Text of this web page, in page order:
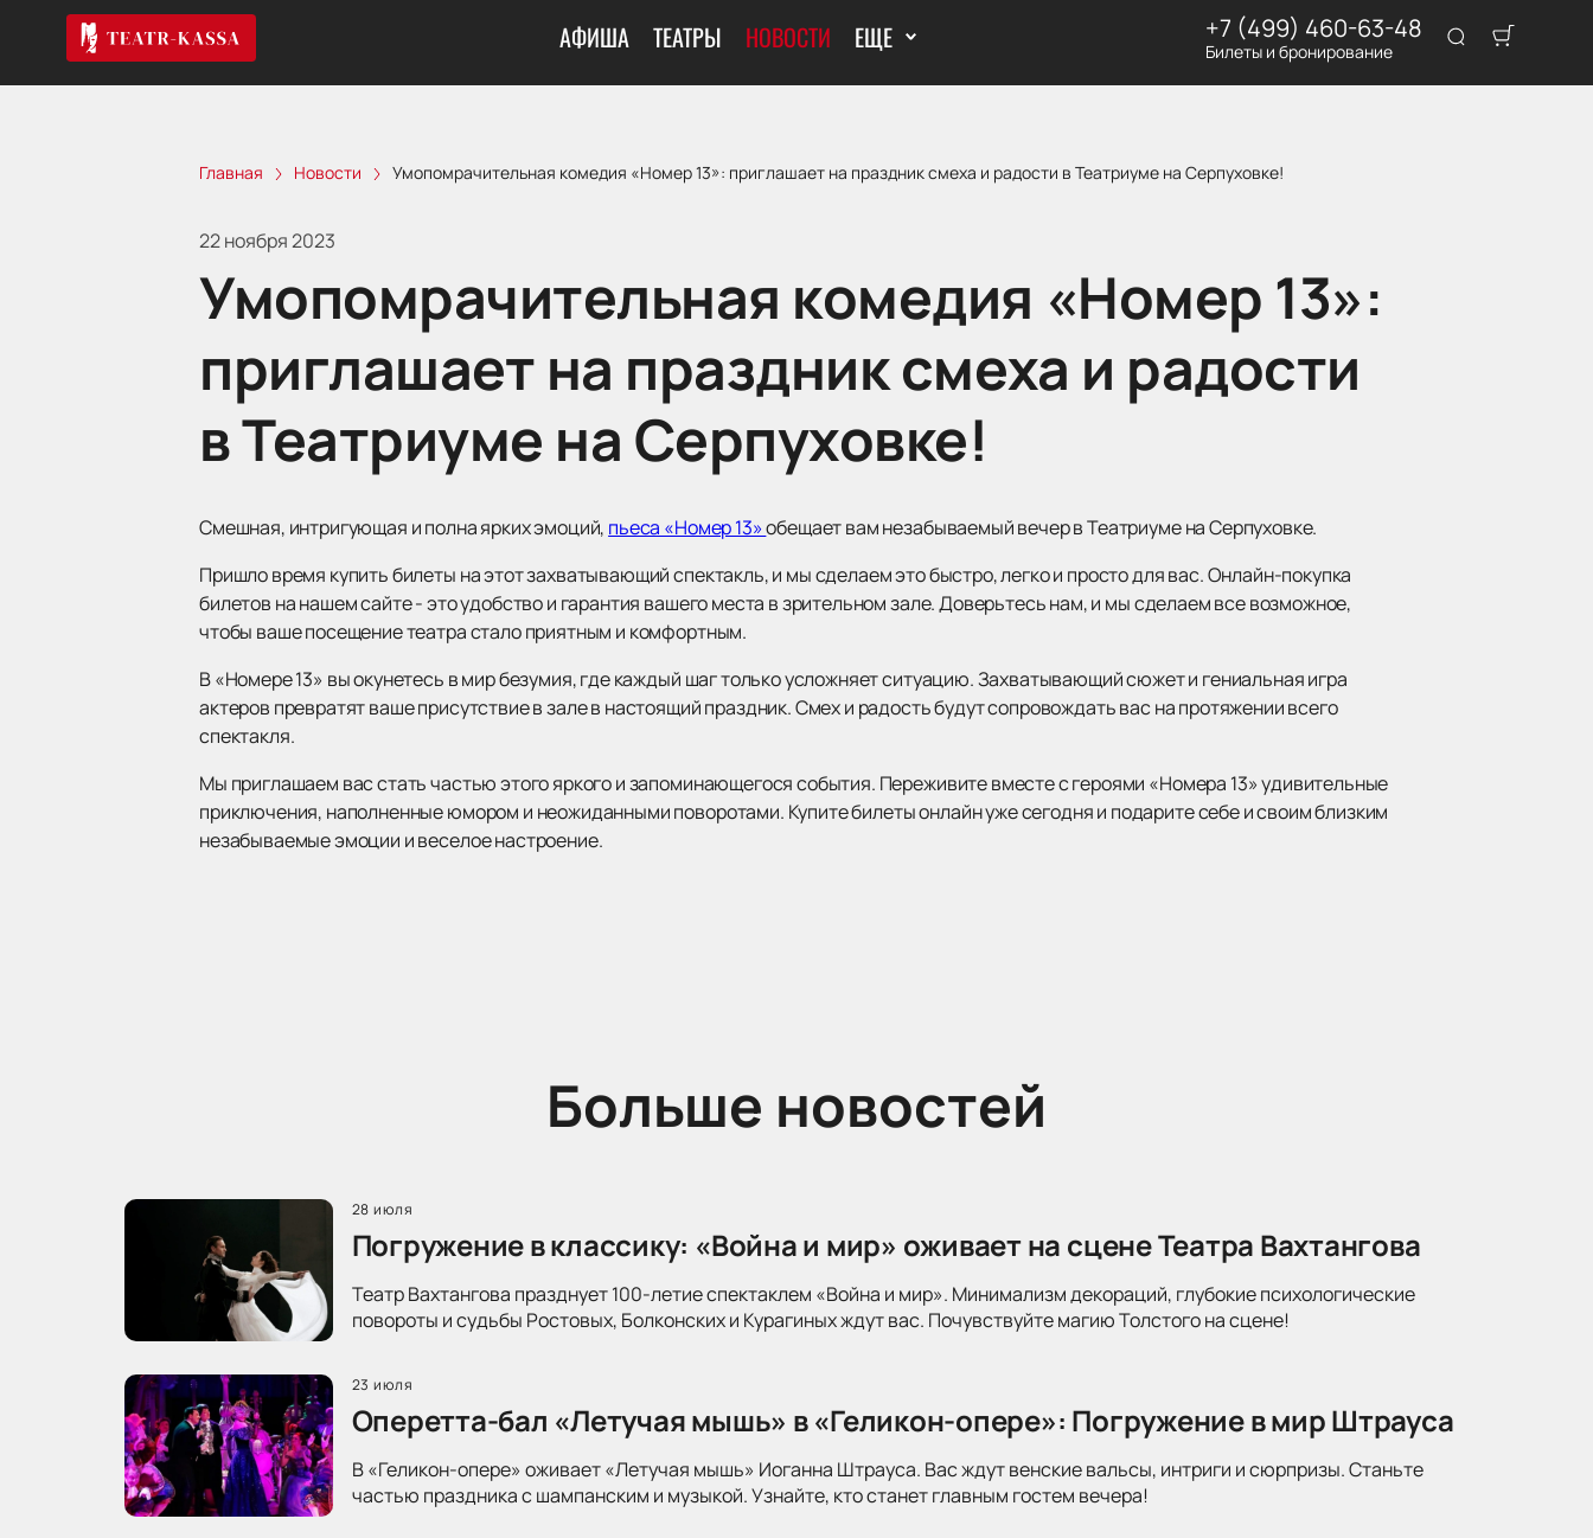
АФИША ТЕАТРЫ НОВОСТИ ЕЩЕ +7 (499) 460-63-48
Билеты и бронирование
Главная Новости Умопомрачительная комедия «Номер 13»: приглашает на праздник смеха и радости в Театриуме на Серпуховке!
22 ноября 2023
Умопомрачительная комедия «Номер 13»:
приглашает на праздник смеха и радости
в Театриуме на Серпуховке!
Смешная, интригующая и полна ярких эмоций, пьеса «Номер 13»обещает вам незабываемый вечер в Театриуме на Серпуховке.
Пришло время купить билеты на этот захватывающий спектакль, и мы сделаем это быстро, легко и просто для вас. Онлайн-покупка
билетов на нашем сайте - это удобство и гарантия вашего места в зрительном зале. Доверьтесь нам, и мы сделаем все возможное,
чтобы ваше посещение театра стало приятным и комфортным.
В «Номере 13» вы окунетесь в мир безумия, где каждый шаг только усложняет ситуацию. Захватывающий сюжет и гениальная игра
актеров превратят ваше присутствие в зале в настоящий праздник. Смех и радость будут сопровождать вас на протяжении всего
спектакля.
Мы приглашаем вас стать частью этого яркого и запоминающегося события. Переживите вместе с героями «Номера 13» удивительные
приключения, наполненные юмором и неожиданными поворотами. Купите билеты онлайн уже сегодня и подарите себе и своим близким
незабываемые эмоции и веселое настроение.
Больше новостей
28 июля
Погружение в классику: «Война и мир» оживает на сцене Театра Вахтангова
Театр Вахтангова празднует 100-летие спектаклем «Война и мир». Минимализм декораций, глубокие психологические
повороты и судьбы Ростовых, Болконских и Курагиных ждут вас. Почувствуйте магию Толстого на сцене!
23 июля
Оперетта-бал «Летучая мышь» в «Геликон-опере»: Погружение в мир Штрауса
В «Геликон-опере» оживает «Летучая мышь» Иоганна Штрауса. Вас ждут венские вальсы, интриги и сюрпризы. Станьте
частью праздника с шампанским и музыкой. Узнайте, кто станет главным гостем вечера!